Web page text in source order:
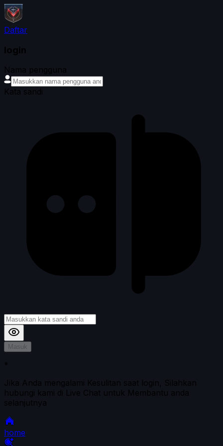
Daftar
login
Nama pengguna
Kata sandi
Masuk
*
Jika Anda mengalami Kesulitan saat login, Silahkan
hubungi kami di Live Chat untuk Membantu anda
selanjutnya
home